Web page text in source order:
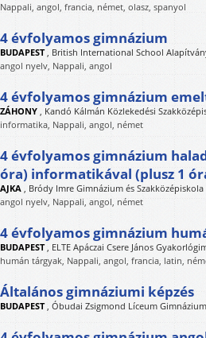
Nappali, angol, francia, német, olasz, spanyol
4 évfolyamos gimnázium
BUDAPEST, British International School
angol nyelv, Nappali, angol
4 évfolyamos gimnázium
ZÁHONY , Kandó Kálmán Közlekedési
informatika, Nappali, angol, német
4 évfolyamos gimnázium
óra) informatikával (plusz 1
AJKA , Bródy Imre Gimnázium és Szakközépiskola
angol nyelv, Nappali, angol, német
4 évfolyamos gimnázium
BUDAPEST, ELTE Apáczai Csere János
humán tárgyak, Nappali, angol, francia, latin,
Általános gimnáziumi képzés
BUDAPEST, Óbudai Zsigmond Líceum